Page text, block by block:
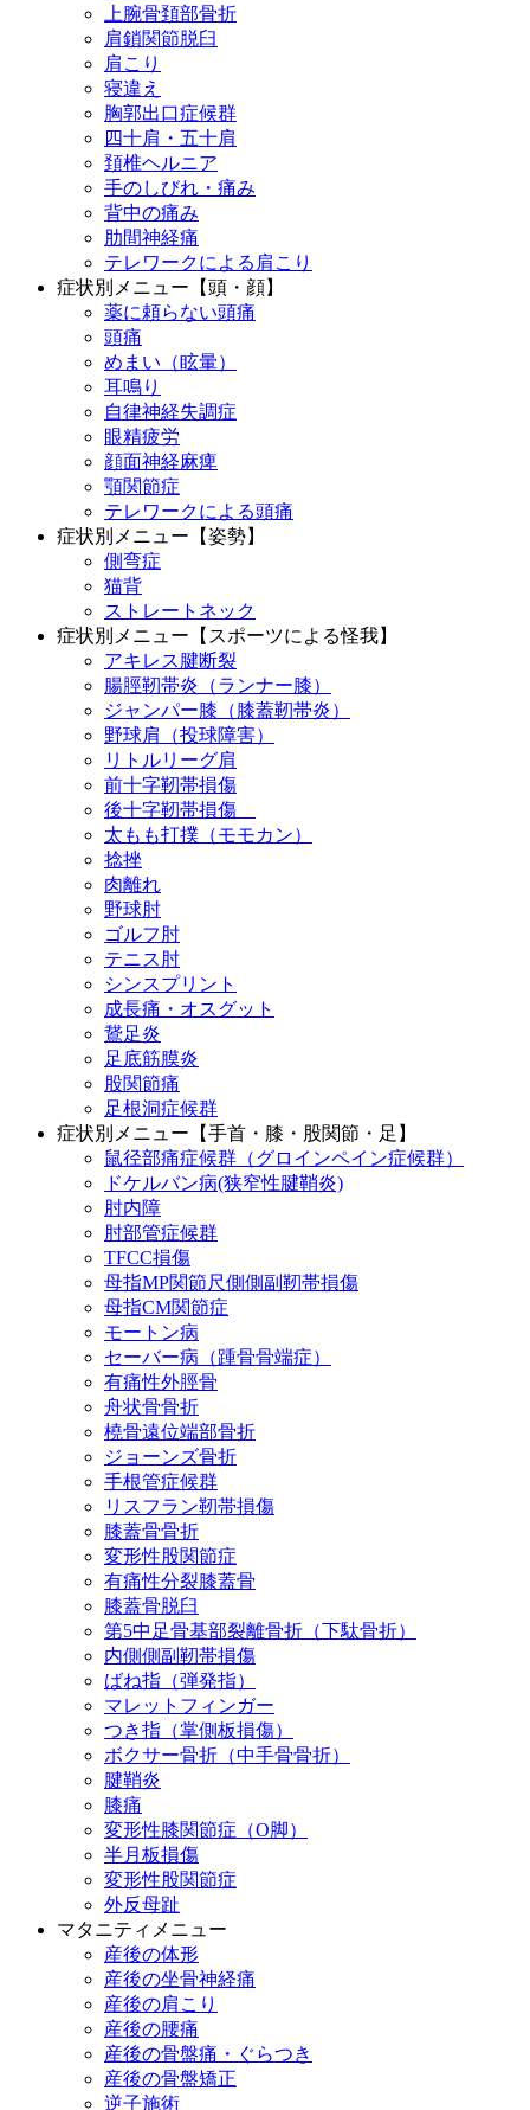
上腕骨頚部骨折
肩鎖関節脱臼
肩こり
寝違え
胸郭出口症候群
四十肩・五十肩
頚椎ヘルニア
手のしびれ・痛み
背中の痛み
肋間神経痛
テレワークによる肩こり
症状別メニュー【頭・顔】
薬に頼らない頭痛
頭痛
めまい（眩暈）
耳鳴り
自律神経失調症
眼精疲労
顔面神経麻痺
顎関節症
テレワークによる頭痛
症状別メニュー【姿勢】
側弯症
猫背
ストレートネック
症状別メニュー【スポーツによる怪我】
アキレス腱断裂
腸脛靭帯炎（ランナー膝）
ジャンパー膝（膝蓋靭帯炎）
野球肩（投球障害）
リトルリーグ肩
前十字靭帯損傷
後十字靭帯損傷
太もも打撲（モモカン）
捻挫
肉離れ
野球肘
ゴルフ肘
テニス肘
シンスプリント
成長痛・オスグット
鵞足炎
足底筋膜炎
股関節痛
足根洞症候群
症状別メニュー【手首・膝・股関節・足】
鼠径部痛症候群（グロインペイン症候群）
ドケルバン病(狭窄性腱鞘炎)
肘内障
肘部管症候群
TFCC損傷
母指MP関節尺側側副靭帯損傷
母指CM関節症
モートン病
セーバー病（踵骨骨端症）
有痛性外脛骨
舟状骨骨折
橈骨遠位端部骨折
ジョーンズ骨折
手根管症候群
リスフラン靭帯損傷
膝蓋骨骨折
変形性股関節症
有痛性分裂膝蓋骨
膝蓋骨脱臼
第5中足骨基部裂離骨折（下駄骨折）
内側側副靭帯損傷
ばね指（弾発指）
マレットフィンガー
つき指（掌側板損傷）
ボクサー骨折（中手骨骨折）
腱鞘炎
膝痛
変形性膝関節症（O脚）
半月板損傷
変形性股関節症
外反母趾
マタニティメニュー
産後の体形
産後の坐骨神経痛
産後の肩こり
産後の腰痛
産後の骨盤痛・ぐらつき
産後の骨盤矯正
逆子施術